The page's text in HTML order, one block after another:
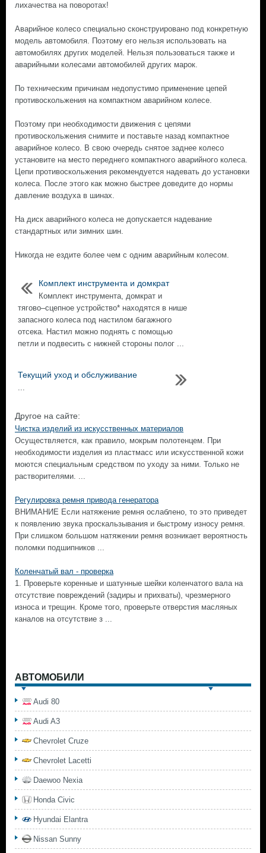
лихачества на поворотах!
Аварийное колесо специально сконструировано под конкретную
модель автомобиля. Поэтому его нельзя использовать на
автомобилях других моделей. Нельзя пользоваться также и
аварийными колесами автомобилей других марок.
По техническим причинам недопустимо применение цепей
противоскольжения на компактном аварийном колесе.
Поэтому при необходимости движения с цепями
противоскольжения снимите и поставьте назад компактное
аварийное колесо. В свою очередь снятое заднее колесо
установите на место переднего компактного аварийного колеса.
Цепи противоскольжения рекомендуется надевать до установки
колеса. После этого как можно быстрее доведите до нормы
давление воздуха в шинах.
На диск аварийного колеса не допускается надевание
стандартных или зимних шин.
Никогда не ездите более чем с одним аварийным колесом.
Комплект инструмента и домкрат
Комплект инструмента, домкрат и
тягово–сцепное устройство* находятся в нише
запасного колеса под настилом багажного
отсека. Настил можно поднять с помощью
петли и подвесить с нижней стороны полог ...
Текущий уход и обслуживание
...
Другое на сайте:
Чистка изделий из искусственных материалов
Осуществляется, как правило, мокрым полотенцем. При
необходимости изделия из пластмасс или искусственной кожи
моются специальным средством по уходу за ними. Только не
растворителями. ...
Регулировка ремня привода генератора
ВНИМАНИЕ Если натяжение ремня ослаблено, то это приведет
к появлению звука проскальзывания и быстрому износу ремня.
При слишком большом натяжении ремня возникает вероятность
поломки подшипников ...
Коленчатый вал - проверка
1. Проверьте коренные и шатунные шейки коленчатого вала на
отсутствие повреждений (задиры и прихваты), чрезмерного
износа и трещин. Кроме того, проверьте отверстия масляных
каналов на отсутствие з ...
АВТОМОБИЛИ
Audi 80
Audi A3
Chevrolet Cruze
Chevrolet Lacetti
Daewoo Nexia
Honda Civic
Hyundai Elantra
Nissan Sunny